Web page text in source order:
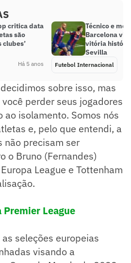
critica data
são
clubes’
Há 5 anos
Técnico e
Barcelona
vitória
Sevilla
Futebol Internacional
sobre isso, mas
perder seus jogadores
isolamento. Somos nós
e, pelo que entendi, a
não precisam ser
o Bruno (Fernandes)
League e Tottenham
Premier League
seleções europeias
visando a